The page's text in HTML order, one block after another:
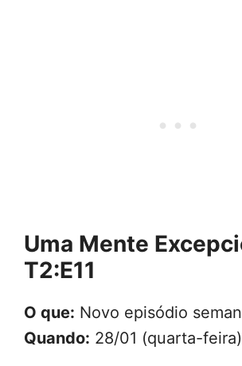
Uma Mente
T2:E11
O que: Novo episódio
Quando: 28/01 (quarta-feira)